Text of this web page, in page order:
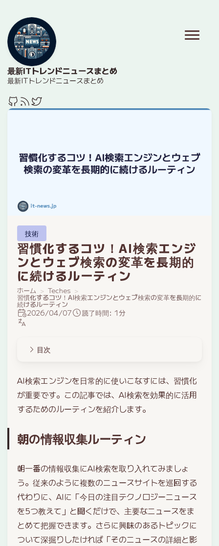
最新ITトレンドニュースまとめ
最新ITトレンドニュースまとめ
技術
習慣化するコツ！AI検索エンジ
ンとウェブ検索の変革を長期的
に続けるルーティン
ホーム Teches
習慣化するコツ！AI検索エンジンとウェブ検索の変革を長期的に
続けるルーティン
2026/04/07 読了時間: 1分
目次
AI検索エンジンを日常的に使いこなすには、習慣化
が重要です。この記事では、AI検索を効果的に活用
するためのルーティンを紹介します。
朝の情報収集ルーティン
朝一番の情報収集にAI検索を取り入れてみましょ
う。従来のように複数のニュースサイトを巡回する
代わりに、AIに「今日の注目テクノロジーニュース
を5つ教えて」と聞くだけで、主要なニュースをま
とめて把握できます。さらに興味のあるトピックに
ついて深掘りしたければ「そのニュースの詳細と影